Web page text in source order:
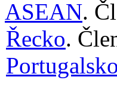
ASEAN.
Řecko.